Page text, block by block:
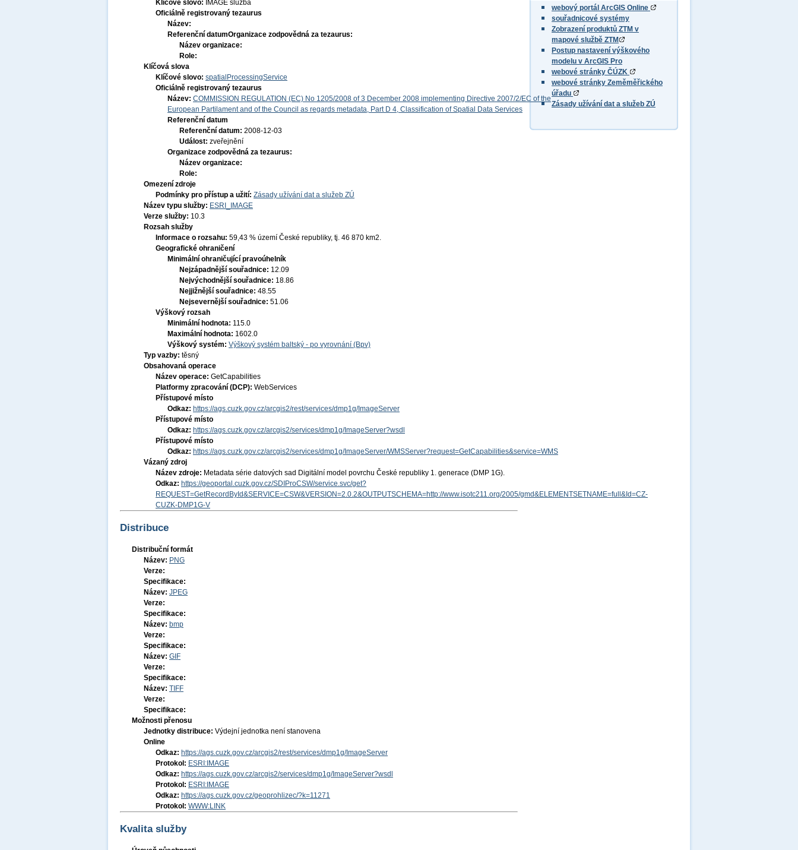
webový portál ArcGIS Online
souřadnicové systémy
Zobrazení produktů ZTM v
mapové službě ZTM
Postup nastavení výškového
modelu v ArcGIS Pro
webové stránky ČÚZK
webové stránky Zeměměřického
úřadu
Zásady užívání dat a služeb ZÚ
Klíčové slovo:
IMAGE služba
Oficiálně registrovaný tezaurus
Název:
Referenční datumOrganizace zodpovědná za tezaurus:
Název organizace:
Role:
Klíčová slova
Klíčové slovo: spatialProcessingService
Oficiálně registrovaný tezaurus
Název: COMMISSION REGULATION (EC) No 1205/2008 of 3 December 2008 implementing Directive 2007/2/EC of the
European Partilament and of the Council as regards metadata, Part D 4, Classification of Spatial Data Services
Referenční datum
Referenční datum: 2008-12-03
Událost: zveřejnění
Organizace zodpovědná za tezaurus:
Název organizace:
Role:
Omezení zdroje
Podmínky pro přístup a užití: Zásady užívání dat a služeb ZÚ
Název typu služby: ESRI_IMAGE
Verze služby: 10.3
Rozsah služby
Informace o rozsahu: 59,43 % území České republiky, tj. 46 870 km2.
Geografické ohraničení
Minimální ohraničující pravoúhelník
Nejzápadnější souřadnice: 12.09
Nejvýchodnější souřadnice: 18.86
Nejjižnější souřadnice: 48.55
Nejsevernější souřadnice: 51.06
Výškový rozsah
Minimální hodnota: 115.0
Maximální hodnota: 1602.0
Výškový systém: Výškový systém baltský - po vyrovnání (Bpv)
Typ vazby: těsný
Obsahovaná operace
Název operace: GetCapabilities
Platformy zpracování (DCP): WebServices
Přístupové místo
Odkaz: https://ags.cuzk.gov.cz/arcgis2/rest/services/dmp1g/ImageServer
Přístupové místo
Odkaz: https://ags.cuzk.gov.cz/arcgis2/services/dmp1g/ImageServer?wsdl
Přístupové místo
Odkaz: https://ags.cuzk.gov.cz/arcgis2/services/dmp1g/ImageServer/WMSServer?request=GetCapabilities&service=WMS
Vázaný zdroj
Název zdroje: Metadata série datových sad Digitální model povrchu České republiky 1. generace (DMP 1G).
Odkaz: https://geoportal.cuzk.gov.cz/SDIProCSW/service.svc/get?
REQUEST=GetRecordById&SERVICE=CSW&VERSION=2.0.2&OUTPUTSCHEMA=http://www.isotc211.org/2005/gmd&ELEMENTSETNAME=full&Id=CZ-
CUZK-DMP1G-V
Distribuce
Distribuční formát
Název: PNG
Verze:
Specifikace:
Název: JPEG
Verze:
Specifikace:
Název: bmp
Verze:
Specifikace:
Název: GIF
Verze:
Specifikace:
Název: TIFF
Verze:
Specifikace:
Možnosti přenosu
Jednotky distribuce: Výdejní jednotka není stanovena
Online
Odkaz: https://ags.cuzk.gov.cz/arcgis2/rest/services/dmp1g/ImageServer
Protokol: ESRI:IMAGE
Odkaz: https://ags.cuzk.gov.cz/arcgis2/services/dmp1g/ImageServer?wsdl
Protokol: ESRI:IMAGE
Odkaz: https://ags.cuzk.gov.cz/geoprohlizec/?k=11271
Protokol: WWW:LINK
Kvalita služby